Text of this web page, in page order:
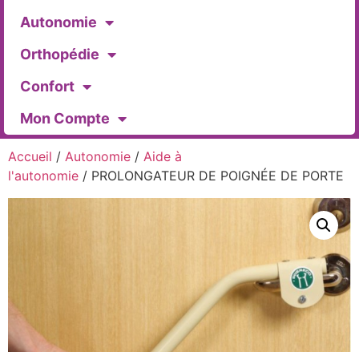
Autonomie
Orthopédie
Confort
Mon Compte
Accueil / Autonomie / Aide à
l'autonomie / PROLONGATEUR DE POIGNÉE DE PORTE